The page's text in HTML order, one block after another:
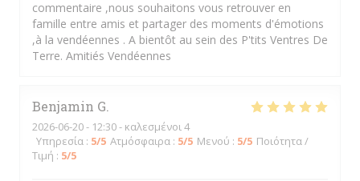
commentaire ,nous souhaitons vous retrouver en
famille entre amis et partager des moments d'émotions
,à la vendéennes . A bientôt au sein des P'tits Ventres De
Terre. Amitiés Vendéennes
Benjamin G
2026-06-20- 12:30 - καλεσμένοι 4
Υπηρεσία : 5/5 Ατμόσφαιρα : 5/5 Μενού : 5/5 Ποιότητα /
Τιμή : 5/5